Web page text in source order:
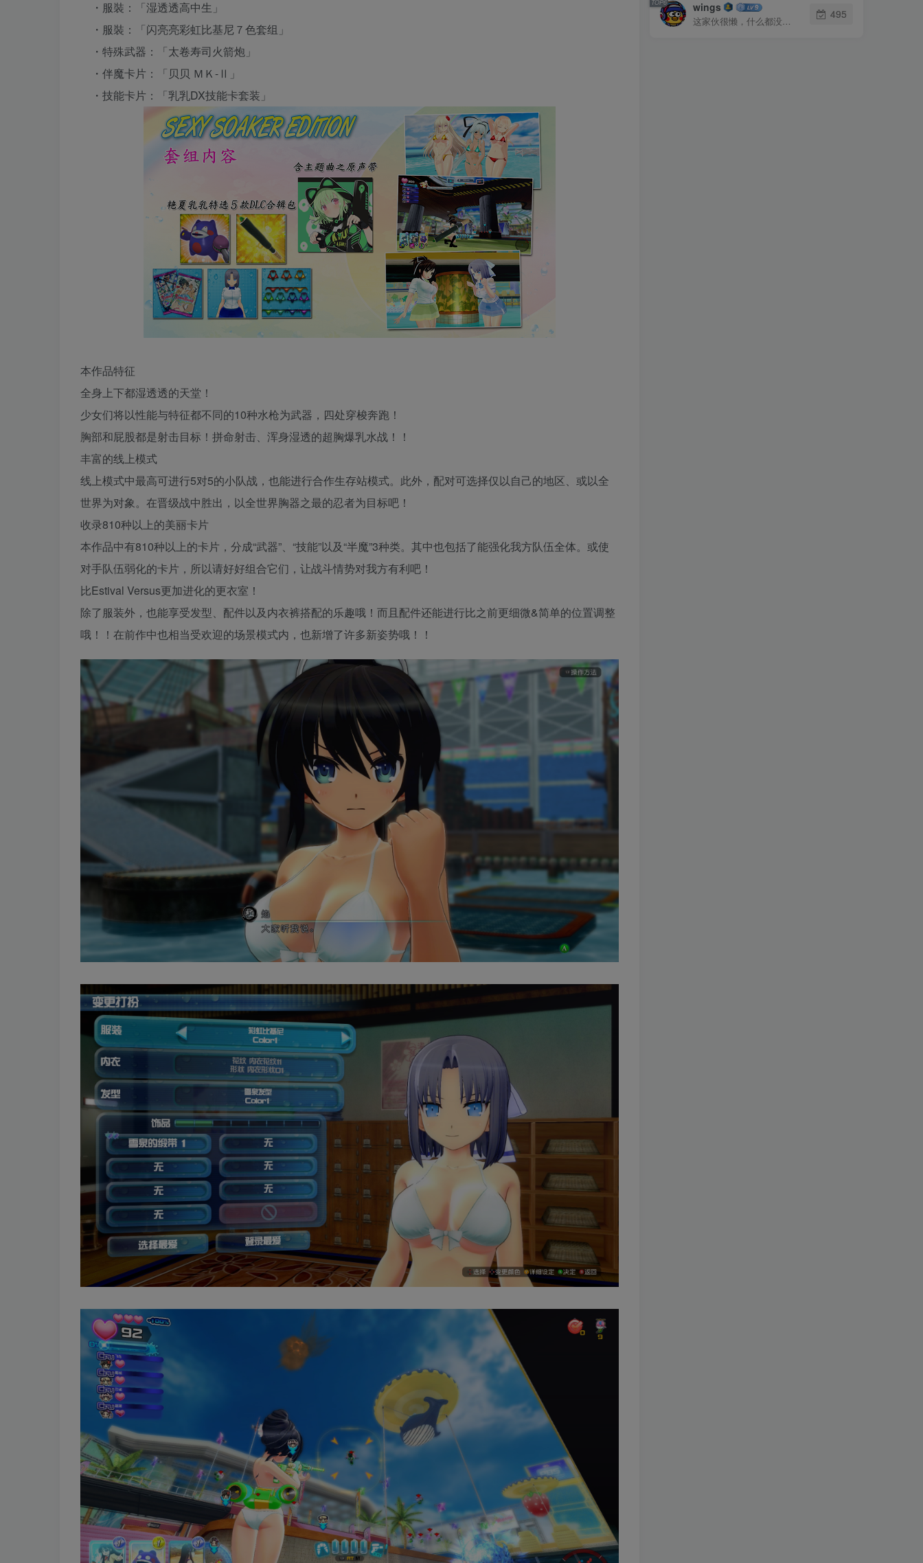
・服裝：「湿透透高中生」
・服裝：「闪亮亮彩虹比基尼７色套组」
・特殊武器：「太卷寿司火箭炮」
・伴魔卡片：「贝贝 ＭＫ-Ⅱ」
・技能卡片：「乳乳DX技能卡套装」
本作品特征
全身上下都湿透透的天堂！
少女们将以性能与特征都不同的10种水枪为武器，四处穿梭奔跑！
胸部和屁股都是射击目标！拼命射击、浑身湿透的超胸爆乳水战！！
丰富的线上模式
线上模式中最高可进行5对5的小队战，也能进行合作生存站模式。此外，配对可选择仅以自己的地区、或以全
世界为对象。在晋级战中胜出，以全世界胸器之最的忍者为目标吧！
收录810种以上的美丽卡片
本作品中有810种以上的卡片，分成“武器”、“技能”以及“半魔”3种类。其中也包括了能强化我方队伍全体。或使
对手队伍弱化的卡片，所以请好好组合它们，让战斗情势对我方有利吧！
比Estival Versus更加进化的更衣室！
除了服装外，也能享受发型、配件以及内衣裤搭配的乐趣哦！而且配件还能进行比之前更细微&简单的位置调整
哦！！在前作中也相当受欢迎的场景模式内，也新增了许多新姿势哦！！
TOP6 wings
这家伙很懒，什么都没有写...
495